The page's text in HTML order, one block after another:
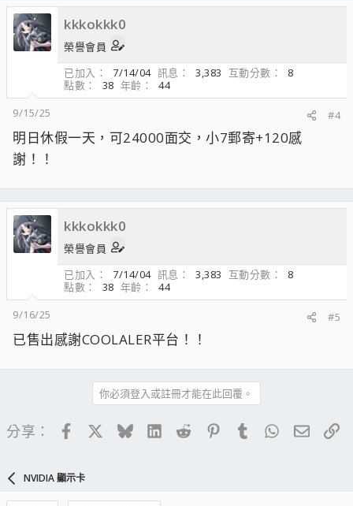
kkkokkk0
榮譽會員
已加入
7/14/04 訊息 3,383 互動分數
8
點數
38 年齡
44
9/15/25
#4
明日休假一天，可24000面交，小7郵寄+120感
謝！！
kkkokkk0
榮譽會員
已加入
7/14/04 訊息 3,383 互動分數
8
點數
38 年齡
44
9/16/25
#5
已售出感謝COOLALER平台！！
你必須登入或註冊才能在此回覆。
分享： FacebookBlueskyLinkedIn
Reddit PinterestTumblrWhatsApp
電子
NVIDIA 顯示卡